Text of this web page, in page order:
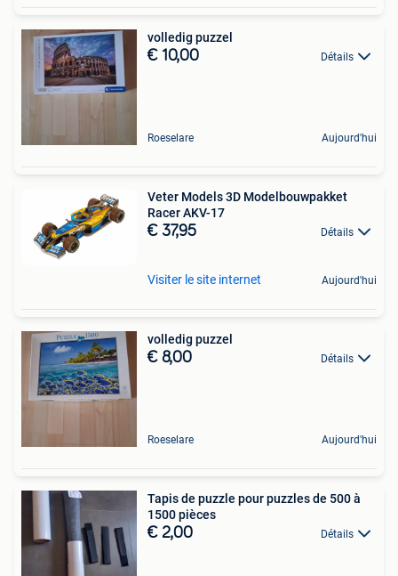
volledig puzzel
€ 10,00 Détails
Roeselare Aujourd'hui
Veter Models 3D Modelbouwpakket
Racer AKV-17
€ 37,95 Détails
Visiter le site internet Aujourd'hui
volledig puzzel
€ 8,00 Détails
Roeselare Aujourd'hui
Tapis de puzzle pour puzzles de 500 à
1500 pièces
€ 2,00 Détails